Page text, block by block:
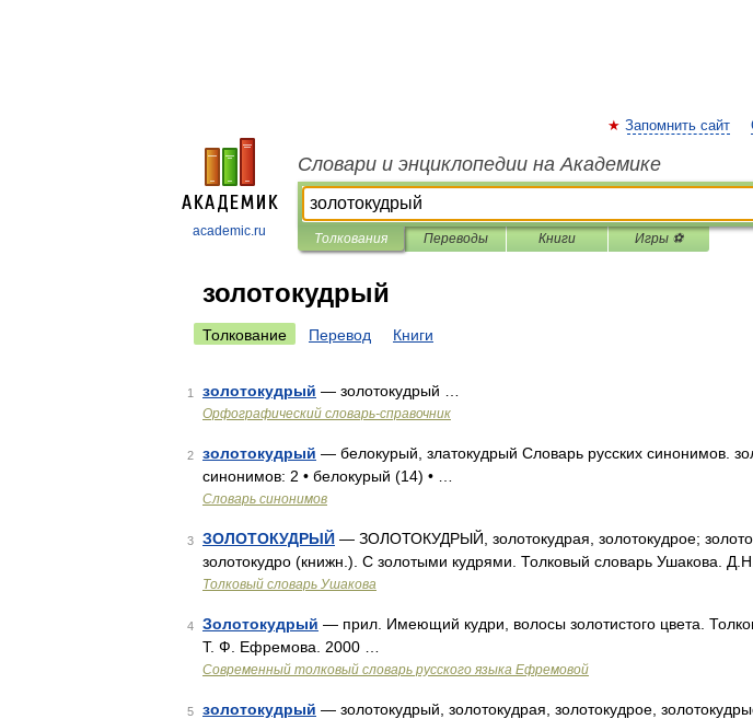
academic.ru
Запомнить сайт
Словари и энциклопедии на Академике
Толкования Переводы Книги Игры ⚽
золотокудрый
Толкование Перевод Книги
1 золотокудрый — золотокудрый …
Орфографический словарь-справочник
2 золотокудрый — белокурый, златокудрый Словарь русских синонимов.
синонимов: 2 • белокурый (14) • …
Словарь синонимов
3 ЗОЛОТОКУДРЫЙ — ЗОЛОТОКУДРЫЙ, золотокудрая, золотокудрое;
золотокудро (книжн.). С золотыми кудрями. Толковый словарь Ушакова.
Толковый словарь Ушакова
4 Золотокудрый — прил. Имеющий кудри, волосы золотистого цвета.
Т. Ф. Ефремова. 2000 …
Современный толковый словарь русского языка Ефремовой
5 золотокудрый — золотокудрый, золотокудрая, золотокудрое,